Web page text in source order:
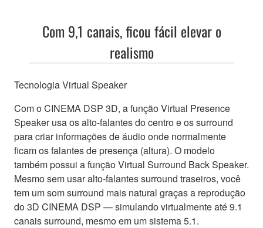
Com 9,1 canais, ficou fácil elevar o
realismo
Tecnologia Virtual Speaker
Com o CINEMA DSP 3D, a função ​Virtual Presence
Speaker usa os alto-falantes do centro e os surround
para criar informações de áudio onde normalmente
ficam os falantes de presença (altura). O modelo
também possui a função Virtual Surround Back Speaker.
Mesmo sem usar alto-falantes surround traseiros, você
tem um som surround mais natural graças a reprodução
do 3D CINEMA DSP — simulando virtualmente até 9.1
canais surround, mesmo em um sistema 5.1.